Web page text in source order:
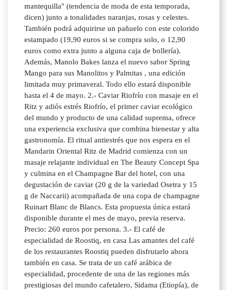
mantequilla" (tendencia de moda de esta temporada,
dicen) junto a tonalidades naranjas, rosas y celestes.
También podrá adquirirse un pañuelo con este colorido
estampado (19,90 euros si se compra solo, o 12,90
euros como extra junto a alguna caja de bollería).
Además, Manolo Bakes lanza el nuevo sabor Spring
Mango para sus Manolitos y Palmitas , una edición
limitada muy primaveral. Todo ello estará disponible
hasta el 4 de mayo. 2.- Caviar Riofrío con masaje en el
Ritz y adiós estrés Riofrío, el primer caviar ecológico
del mundo y producto de una calidad suprema, ofrece
una experiencia exclusiva que combina bienestar y alta
gastronomía. El ritual antiestrés que nos espera en el
Mandarin Oriental Ritz de Madrid comienza con un
masaje relajante individual en The Beauty Concept Spa
y culmina en el Champagne Bar del hotel, con una
degustación de caviar (20 g de la variedad Osetra y 15
g de Naccarii) acompañada de una copa de champagne
Ruinart Blanc de Blancs. Esta propuesta única estará
disponible durante el mes de mayo, previa reserva.
Precio: 260 euros por persona. 3.- El café de
especialidad de Roostiq, en casa Las amantes del café
de los restaurantes Roostiq pueden disfrutarlo ahora
también en casa. Se trata de un café arábica de
especialidad, procedente de una de las regiones más
prestigiosas del mundo cafetalero, Sidama (Etiopía), de